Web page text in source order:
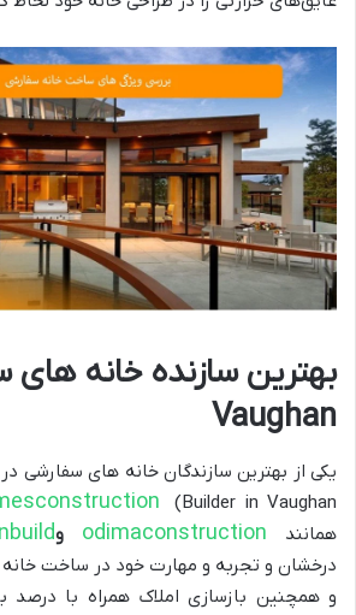
بهترین سازنده خانه های
Vaughan
Builder in Vaughan)
همانند odimaconstruction و
درخشان و تجربه و مهارت خود در ساخت
و همچنین بازسازی املاک همراه با درصد